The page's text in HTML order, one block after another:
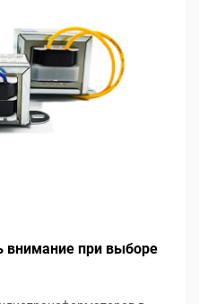
внимание при выборе